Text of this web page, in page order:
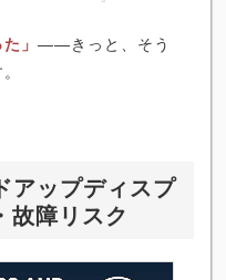
」 ――きっと、そう
アップディスプ
故障リスク